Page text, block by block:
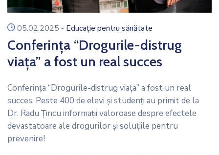
icon
05.02.2025 - Educație pentru sănătate
Conferința “Drogurile-distrug
viața” a fost un real succes
Conferința “Drogurile-distrug viața” a fost un real
succes. Peste 400 de elevi și studenți au primit de la
Dr. Radu Țincu informații valoroase despre efectele
devastatoare ale drogurilor și soluțiile pentru
prevenire!